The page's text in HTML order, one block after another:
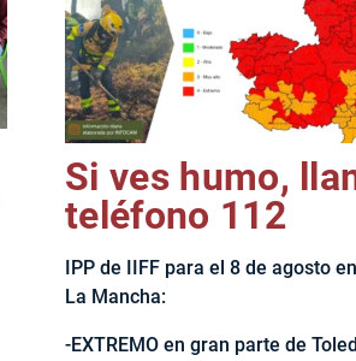
Si ves humo,
teléfono 112
IPP de IIFF para el 8 de agosto
La Mancha:
-EXTREMO en gran parte de